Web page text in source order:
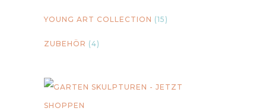
YOUNG ART COLLECTION (15)
ZUBEHÖR (4)